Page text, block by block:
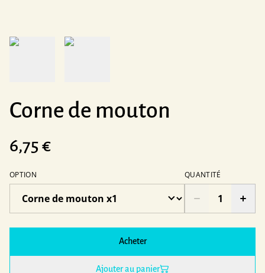
Corne de mouton
6,75 €
OPTION QUANTITÉ
Acheter
Ajouter au panier